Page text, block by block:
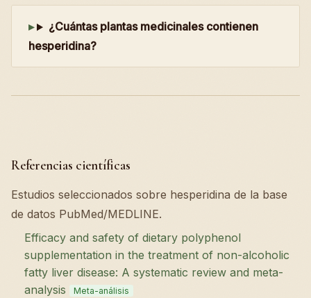
¿Cuántas plantas medicinales contienen
hesperidina?
Referencias científicas
Estudios seleccionados sobre hesperidina de la base
de datos PubMed/MEDLINE.
Efficacy and safety of dietary polyphenol
supplementation in the treatment of non-alcoholic
fatty liver disease: A systematic review and meta-
analysis
Meta-análisis